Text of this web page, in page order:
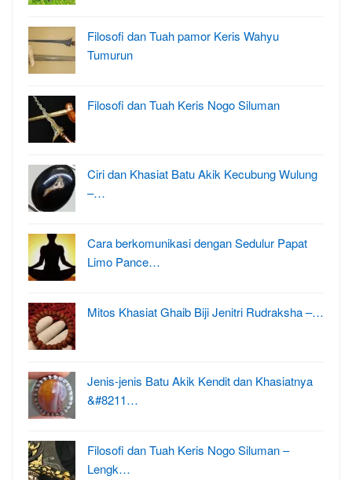
Filosofi dan Tuah pamor Keris Wahyu
Tumurun
Filosofi dan Tuah Keris Nogo Siluman
Ciri dan Khasiat Batu Akik Kecubung Wulung
–…
Cara berkomunikasi dengan Sedulur Papat
Limo Pance…
Mitos Khasiat Ghaib Biji Jenitri Rudraksha –…
Jenis-jenis Batu Akik Kendit dan Khasiatnya
&#8211…
Filosofi dan Tuah Keris Nogo Siluman –
Lengk…